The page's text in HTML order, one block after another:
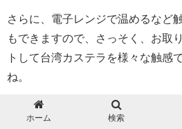
さらに、電子レンジで温めるなど
もできますので、さっそく、お取
トして台湾カステラを様々な触感
ね。
台湾パイナップル 売ってな
パリ
ホーム 検索